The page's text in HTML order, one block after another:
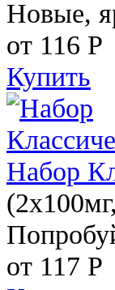
Новые,
от 116 Р
Купить
Набор
от 117 Р